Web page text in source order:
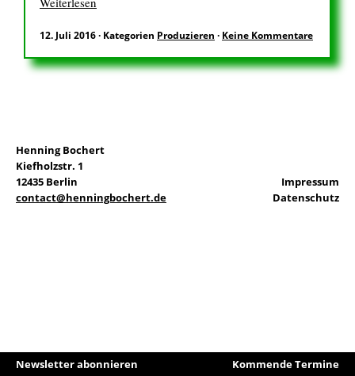
EN
Suchen
12. Juli 2016· Kategorien Produzieren · Keine Kommentare
Henning Bochert
Kiefholzstr. 1
12435 Berlin
contact@henningbochert.de
Impressum
Datenschutz
Newsletter abonnieren Kommende Termine